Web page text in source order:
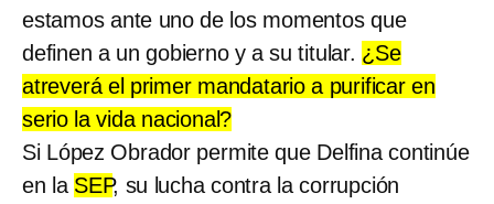
estamos ante uno de los momentos que
definen a un gobierno y a su titular. ¿Se
atreverá el primer mandatario a purificar en
serio la vida nacional?
Si López Obrador permite que Delfina continúe
en la SEP, su lucha contra la corrupción